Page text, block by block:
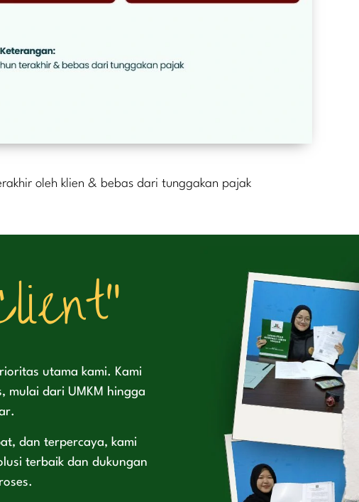
oleh klien & bebas dari tunggakan pajak
utama kami. Kami
mulai dari UMKM hingga
dan terpercaya, kami
terbaik dan dukungan